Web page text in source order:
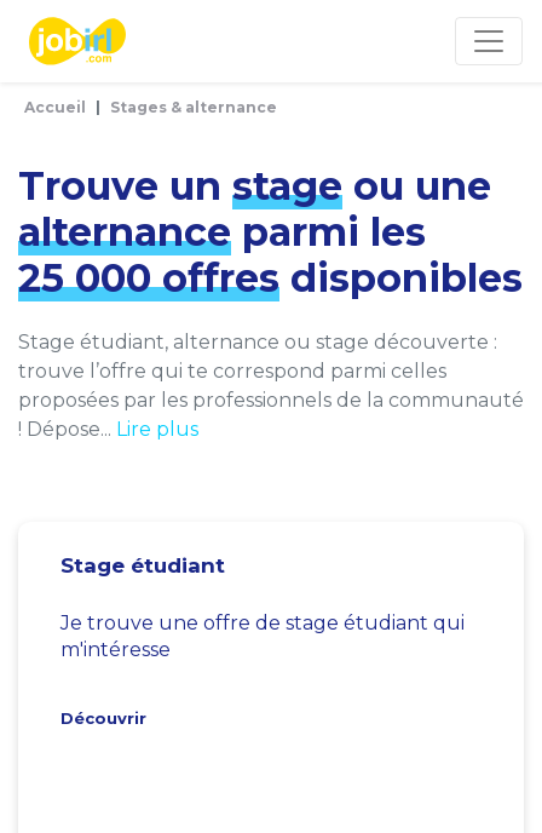
Accueil Stages & alternance
Trouve un stage ou une
alternance parmi les
25 000 offres disponibles
Stage étudiant, alternance ou stage découverte :
trouve l’offre qui te correspond parmi celles
proposées par les professionnels de la communauté
! Dépose... Lire plus
Stage étudiant
Je trouve une offre de stage étudiant qui
m'intéresse
Découvrir
Panneau de gestion des cookies